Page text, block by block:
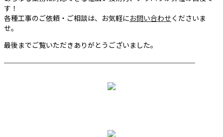
す！
各種工事のご依頼・ご相談は、お気軽にお問い合わせ くださいま
せ。
最後までご覧いただきありがとうございました。
────────────────────────